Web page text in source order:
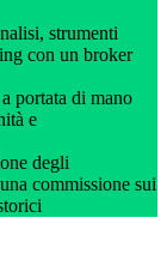
strumenti
con un broker
portata di mano
e
degli
commissione sui